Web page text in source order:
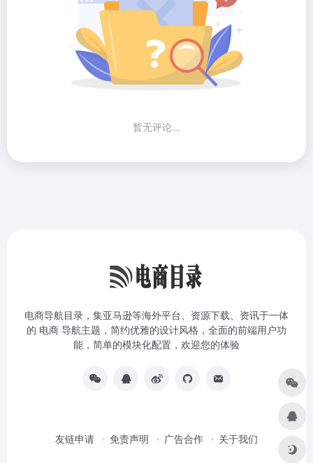
暂无评论...
电商导航目录，集亚马逊等海外平台、资源下载、资讯于一体
的 电商 导航主题，简约优雅的设计风格，全面的前端用户功
能，简单的模块化配置，欢迎您的体验
友链申请 免责声明 广告合作 关于我们